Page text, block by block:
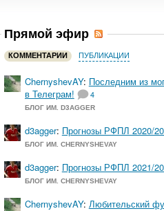
Прямой эфир
КОММЕНТАРИИ ПУБЛИКАЦИИ
ChernyshevAY: Последним из
в Телеграм!
4
БЛОГ ИМ. D3AGGER
d3agger: Прогнозы РФПЛ 2020/
БЛОГ ИМ. CHERNYSHEVAY
d3agger: Прогнозы РФПЛ 2021/
БЛОГ ИМ. CHERNYSHEVAY
ChernyshevAY: Любительский